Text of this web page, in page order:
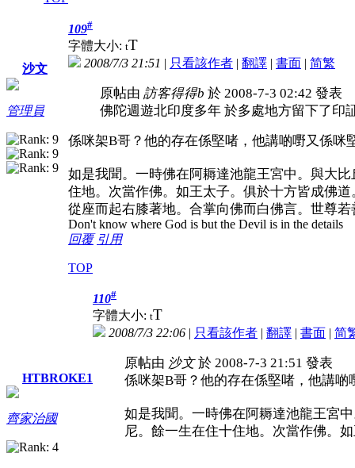
沙文
管理員
109#
字體大小: tT
2008/7/3 21:51 | 只看該作者 | 翻譯 | 書面 | 简繁
原帖由 訪客得得b 於 2008-7-3 02:42 發表
佛陀週遊北印度多年 於多處地方留下了印
係咪架B哥？他的存在係堅啫，他講啲嘢又係咪
如是我聞。一時佛在阿耨達池龍王宮中。與大
住地。次當作佛。如王太子。俱於十方皆成佛
從座而起右膝著地。合掌向佛而白佛言。世尊
Don't know where God is but the Devil is in the details
回覆 引用
TOP
HTBROKE1
齊家治國
110#
字體大小: tT
2008/7/3 22:06 | 只看該作者 | 翻譯 | 書面 | 简
原帖由 沙文於 2008-7-3 21:51 發表
係咪架B哥？他的存在係堅啫，他講
如是我聞。一時佛在阿耨達池龍王宮
尼。餘一生在住十住地。次當作佛。